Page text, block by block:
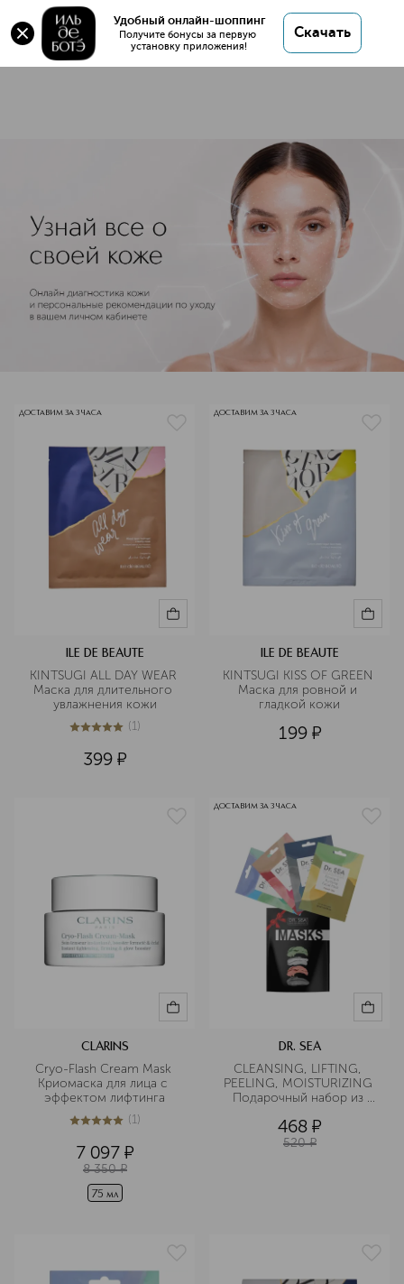
Удобный онлайн-шоппинг
Получите бонусы за первую
установку приложения!
Скачать
Маски
263 товара
Маски для лица
ДОСТАВИМ ЗА 3 ЧАСА
ILE DE BEAUTE
KINTSUGI ALL DAY WEAR
Маска для длительного
увлажнения кожи
5из 51 (1)
399 ¤
ДОСТАВИМ ЗА 3 ЧАСА
ILE DE BEAUTE
KINTSUGI KISS OF GREEN
Маска для ровной и
гладкой кожи
199 ¤
CLARINS
Cryo-Flash Cream Mask
Криомаска для лица с
эффектом лифтинга
5из 51 (1)
7 097 ¤
8 350 ¤
75 мл
ДОСТАВИМ ЗА 3 ЧАСА
DR. SEA
CLEANSING, LIFTING,
PEELING, MOISTURIZING
Подарочный набор из
468 ¤
520 ¤